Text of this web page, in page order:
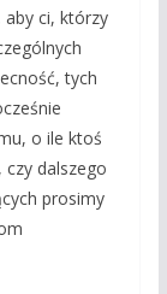
ci, którzy
tych
o ile ktoś
dalszego
prosimy